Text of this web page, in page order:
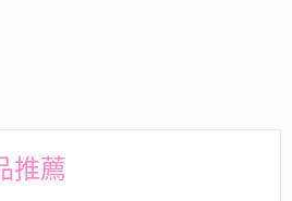
推薦